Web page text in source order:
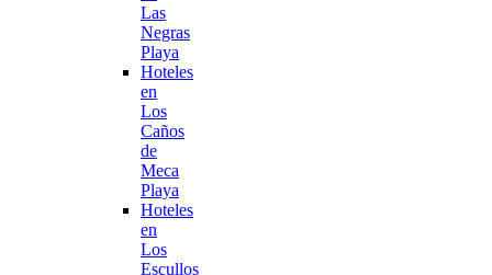
Las
Negras
Playa
Hoteles
en
Los
Caños
de
Meca
Playa
Hoteles
en
Los
Escullos